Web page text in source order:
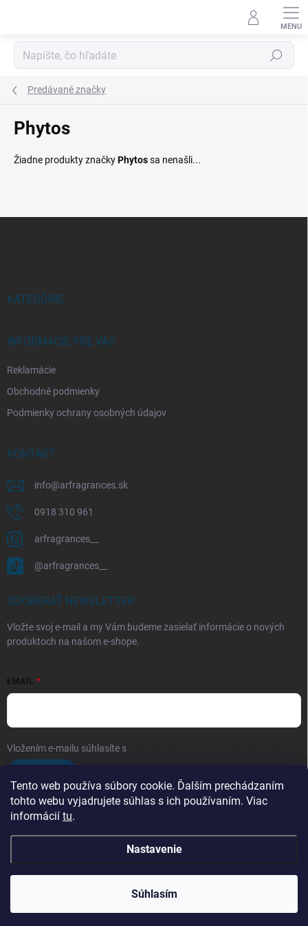
Tento web používa súbory cookie. Ďalším prechádzaním
tohto webu vyjadrujete súhlas s ich používaním. Viac
informácií tu.
Nastavenie
Súhlasím
Hľadať
Predávané značky
Phytos
Žiadne produkty značkyPhytossa nenašli...
KATEGÓRIE
INFORMÁCIE PRE VÁS
Reklamácie
Obchodné podmienky
Podmienky ochrany osobných údajov
KONTAKT
info@arfragrances.sk
0918 310 961
arfragrances__
@arfragrances__
ODOBERAŤ NEWSLETTER
Vložte svoj e-mail a my Vám budeme zasielať informácie o nových
produktoch na našom e-shope.
EMAIL
Vložením e-mailu súhlasíte s
Obchodé podmienky
Copyright 2026Arfragrances. Všetky práva vyhradené.Upraviť nastavenie
cookies